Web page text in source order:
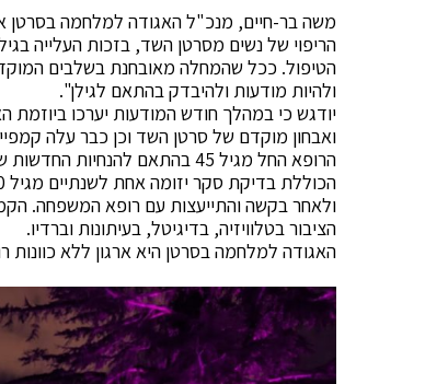
משה בר-חיים, מנכ"ל האגודה למלחמה בסרטן
הריפוי של נשים מסרטן השד, בזכות העלייה
ולהיות מודעות ולהיבדק בהתאם לגילן".
יודגש כי במהלך חודש המודעות יערכו ביוזמת
ואבחון מוקדם של סרטן השד וכן כבר עלה
הרופא החל מגיל 45 בהתאם
ולאחר בקשה והתייעצות עם רופא המשפחה.
הציבור בטלוויזיה, בדיגיטל, בעיתונות וברדיו.
האגודה למלחמה בסרטן היא ארגון ללא כוונות